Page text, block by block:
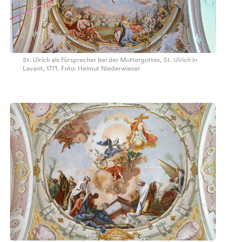
St. Ulrich als Fürsprecher bei der Muttergottes, St. Ulrich in
Lavant, 1771. Foto: Helmut Niederwieser